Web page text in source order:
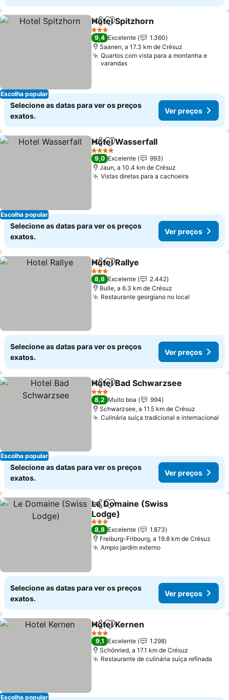
Escolha popular
PartilharAdicionar aos favoritos
Hotel Spitzhorn
3 Estrelas
9,4 Excelente
1.360
Saanen, a 17.3 km de Crésuz
Quartos com vista para a montanha e
varandas
Selecione as datas para ver os preços
exatos.
Ver preços
Escolha popular
PartilharAdicionar aos favoritos
Hotel Wasserfall
4 Estrelas
9,0 Excelente
993
Jaun, a 10.4 km de Crésuz
Vistas diretas para a cachoeira
Selecione as datas para ver os preços
exatos.
Ver preços
PartilharAdicionar aos favoritos
Hotel Rallye
3 Estrelas
8,6 Excelente
2.442
Bulle, a 6.3 km de Crésuz
Restaurante georgiano no local
Selecione as datas para ver os preços
exatos.
Ver preços
Escolha popular
PartilharAdicionar aos favoritos
Hotel Bad Schwarzsee
3 Estrelas
8,2 Muito boa
994
Schwarzsee, a 11.5 km de Crésuz
Culinária suíça tradicional e internacional
Selecione as datas para ver os preços
exatos.
Ver preços
PartilharAdicionar aos favoritos
Le Domaine (Swiss
Lodge)
Ver preços
3 Estrelas
8,8 Excelente
1.873
Freiburg-Fribourg, a 19.8 km de Crésuz
Amplo jardim externoVer preços
Selecione as datas para ver os preços
exatos.
Ver preços
Escolha popular
PartilharAdicionar aos favoritos
Hotel Kernen
3 Estrelas
9,1 Excelente
1.298
Schönried, a 17.1 km de Crésuz
Restaurante de culinária suíça refinada